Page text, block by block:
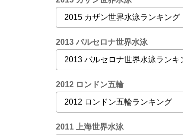
2013 バルセロナ世界水泳
2012 ロンドン五輪
2011 上海世界水泳